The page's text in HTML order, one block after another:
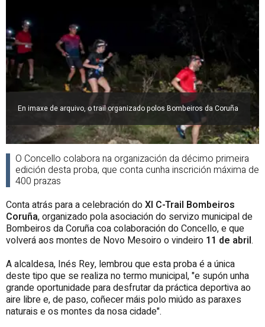
En imaxe de arquivo, o trail organizado polos Bombeiros da Coruña
O Concello colabora na organización da décimo primeira
edición desta proba, que conta cunha inscrición máxima de
400 prazas
Conta atrás para a celebración doXI C-Trail Bombeiros
Coruña, organizado pola asociación do servizo municipal de
Bombeiros da Coruña coa colaboración do Concello, e que
volverá aos montes de Novo Mesoiro o vindeiro 11 de abril.
A alcaldesa, Inés Rey, lembrou que esta proba é a única
deste tipo que se realiza no termo municipal, "e supón unha
grande oportunidade para desfrutar da práctica deportiva ao
aire libre e, de paso, coñecer máis polo miúdo as paraxes
naturais e os montes da nosa cidade".